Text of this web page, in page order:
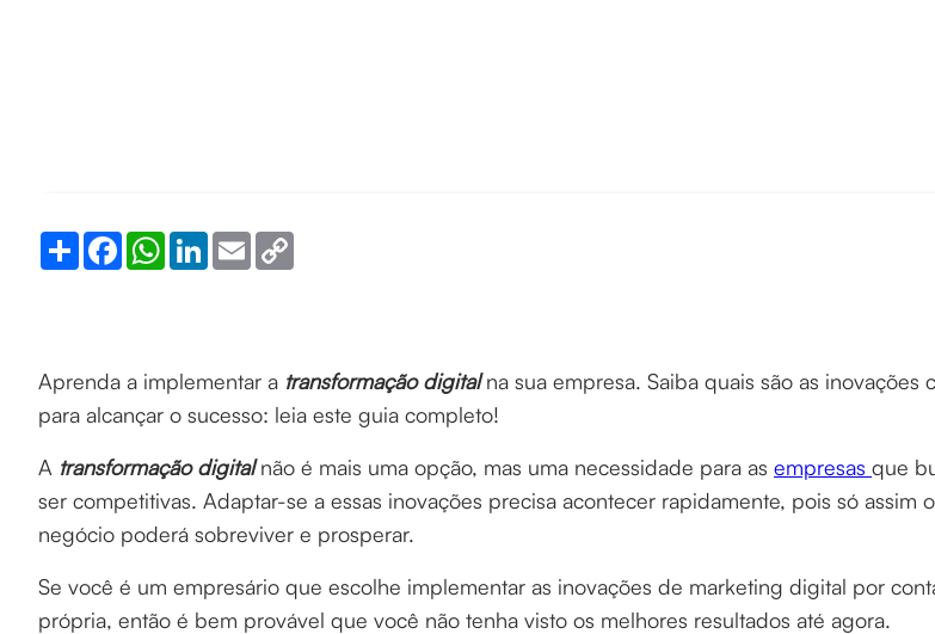
Share FacebookWhatsApp
LinkedInEmail
Aprenda a implementar a transformação digitalna sua empresa. Saiba quais são as inovações
para alcançar o sucesso: leia este guia completo!
A transformação digitalnão é mais uma opção, mas uma necessidade para as empresas que
ser competitivas. Adaptar-se a essas inovações precisa acontecer rapidamente, pois só assim
negócio poderá sobreviver e prosperar.
Se você é um empresário que escolhe implementar as inovações de marketing digital por
própria, então é bem provável que você não tenha visto os melhores resultados até agora.